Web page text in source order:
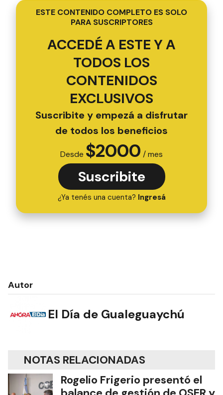
ESTE CONTENIDO COMPLETO ES SOLO
PARA SUSCRIPTORES
ACCEDÉ A ESTE Y A
TODOS LOS
CONTENIDOS
EXCLUSIVOS
Suscribite y empezá a disfrutar
de todos los beneficios
Desde $2000 / mes
Suscribite
¿Ya tenés una cuenta? Ingresá
Autor
El Día de Gualeguaychú
NOTAS RELACIONADAS
Rogelio Frigerio presentó el